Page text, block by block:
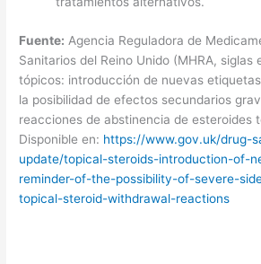
Fuente: Agencia Reguladora de
Sanitarios del Reino Unido (MHRA, siglas
tópicos: introducción de nuevas
la posibilidad de efectos secundarios
reacciones de abstinencia de esteroides
Disponible en: https://www.gov.uk/drug-
update/topical-steroids-introduction-of-
reminder-of-the-possibility-of-severe-
topical-steroid-withdrawal-reactions